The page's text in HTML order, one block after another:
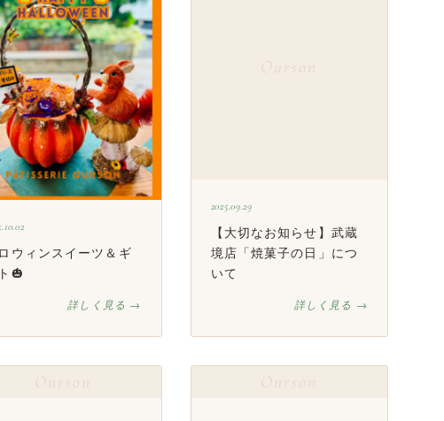
ウィンスイーツ＆ギ
🎃
詳しく見る →
Ourson
2025.09.29
【大切なお知らせ】武蔵
境店「焼菓子の日」につ
いて
詳しく見る →
Ourson Ourson